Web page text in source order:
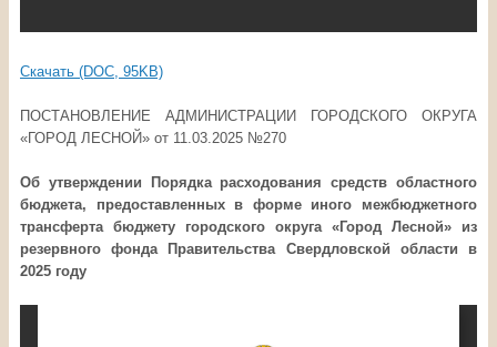
Скачать (DOC, 95KB)
ПОСТАНОВЛЕНИЕ АДМИНИСТРАЦИИ ГОРОДСКОГО ОКРУГА
«ГОРОД ЛЕСНОЙ» от 11.03.2025 №270
Об утверждении Порядка расходования средств областного
бюджета, предоставленных в форме иного межбюджетного
трансферта бюджету городского округа «Город Лесной»
из
резервного фонда
Правительства Свердловской области в
2025 году